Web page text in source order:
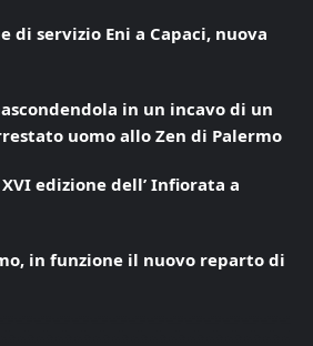
di servizio Eni a Capaci, nuova
in un incavo di un
uomo allo Zen di Palermo
edizione dell’ Infiorata a
in funzione il nuovo reparto di